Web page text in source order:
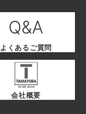
よくあるご質問
会社概要